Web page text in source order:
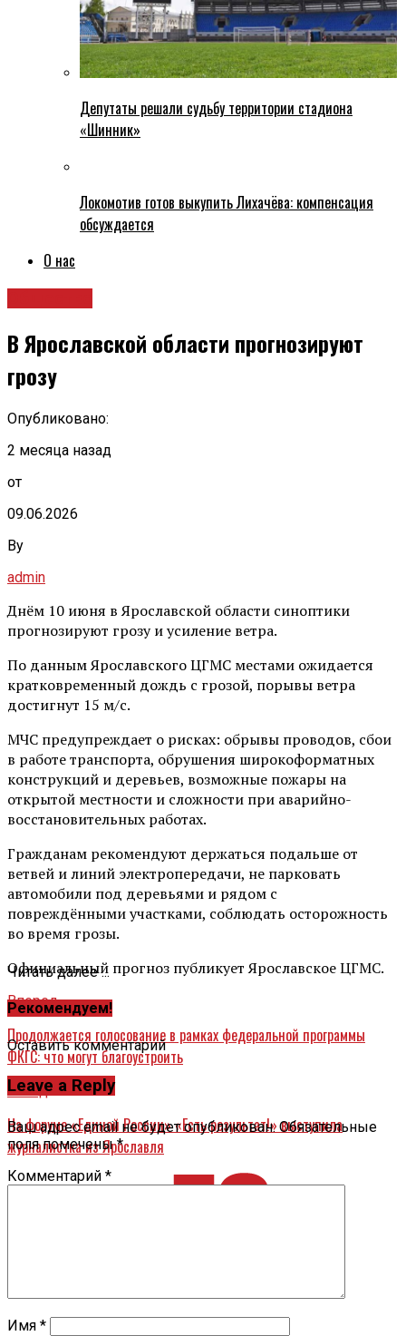
Депутаты решали судьбу территории стадиона
«Шинник»
Локомотив готов выкупить Лихачёва: компенсация
обсуждается
О нас
В Ярославской области прогнозируют
грозу
Опубликовано:
2 месяца назад
от
09.06.2026
By
admin
Днём 10 июня в Ярославской области синоптики
прогнозируют грозу и усиление ветра.
По данным Ярославского ЦГМС местами ожидается
кратковременный дождь с грозой, порывы ветра
достигнут 15 м/с.
МЧС предупреждает о рисках: обрывы проводов, сбои
в работе транспорта, обрушения широкоформатных
конструкций и деревьев, возможные пожары на
открытой местности и сложности при аварийно-
восстановительных работах.
Гражданам рекомендуют держаться подальше от
ветвей и линий электропередачи, не парковать
автомобили под деревьями и рядом с
повреждёнными участками, соблюдать осторожность
во время грозы.
Официальный прогноз публикует Ярославское ЦГМС.
Вперед
Продолжается голосование в рамках федеральной программы
ФКГС: что могут благоустроить
Назад
На форуме «Единой России» «Есть результат!» выступила
журналистка из Ярославля
Читать далее ...
Рекомендуем!
Оставить комментарий
Leave a Reply
Ваш адрес email не будет опубликован. Обязательные
поля помечены*
Комментарий *
Имя *